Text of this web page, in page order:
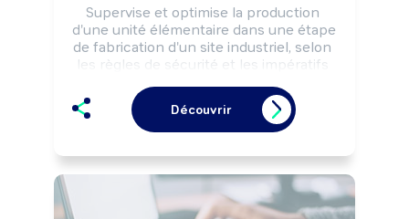
Supervise et optimise la production
d'une unité élémentaire dans une étape
de fabrication d'un site industriel, selon
les règles de sécurité et les impératifs
Peut coordonner une équipe de
production.
Découvrir